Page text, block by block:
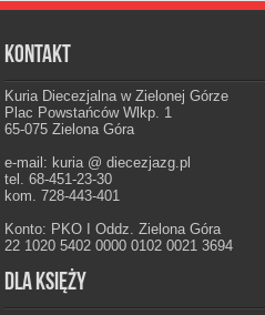
Kontakt
Kuria Diecezjalna w Zielonej Górze
Plac Powstańców Wlkp. 1
65-075 Zielona Góra
e-mail: kuria @ diecezjazg.pl
tel. 68-451-23-30
kom. 728-443-401
Konto: PKO I Oddz. Zielona Góra
22 1020 5402 0000 0102 0021 3694
Dla księży